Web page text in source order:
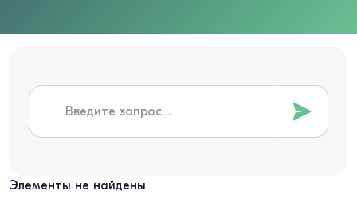
Элементы не найдены